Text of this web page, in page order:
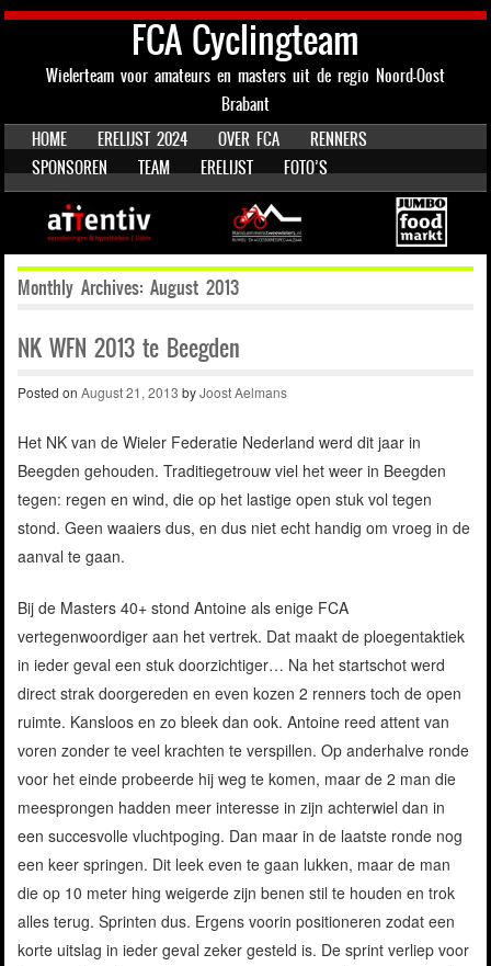
FCA Cyclingteam
Wielerteam voor amateurs en masters uit de regio Noord-Oost
Brabant
Menu
SKIP TO CONTENT
HOME ERELIJST 2024 OVER FCA
RENNERS
SPONSOREN
TEAM ERELIJST FOTO’S
Monthly Archives: August 2013
NK WFN 2013 te Beegden
Posted on August 21, 2013 byJoost Aelmans
Het NK van de Wieler Federatie Nederland werd dit jaar in
Beegden gehouden. Traditiegetrouw viel het weer in Beegden
tegen: regen en wind, die op het lastige open stuk vol tegen
stond. Geen waaiers dus, en dus niet echt handig om vroeg in de
aanval te gaan.
Bij de Masters 40+ stond Antoine als enige FCA
vertegenwoordiger aan het vertrek. Dat maakt de ploegentaktiek
in ieder geval een stuk doorzichtiger… Na het startschot werd
direct strak doorgereden en even kozen 2 renners toch de open
ruimte. Kansloos en zo bleek dan ook. Antoine reed attent van
voren zonder te veel krachten te verspillen. Op anderhalve ronde
voor het einde probeerde hij weg te komen, maar de 2 man die
meesprongen hadden meer interesse in zijn achterwiel dan in
een succesvolle vluchtpoging. Dan maar in de laatste ronde nog
een keer springen. Dit leek even te gaan lukken, maar de man
die op 10 meter hing weigerde zijn benen stil te houden en trok
alles terug. Sprinten dus. Ergens voorin positioneren zodat een
korte uitslag in ieder geval zeker gesteld is. De sprint verliep voor